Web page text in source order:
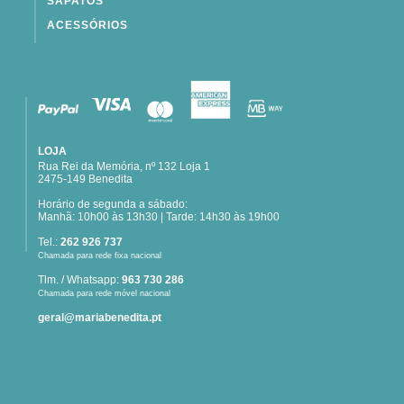
ACESSÓRIOS
LOJA
Rua Rei da Memória, nº 132 Loja 1
2475-149 Benedita
Horário de segunda a sábado:
Manhã: 10h00 às 13h30 | Tarde: 14h30 às 19h00
Tel.: 262 926 737
Chamada para rede fixa nacional
Tlm. / Whatsapp: 963 730 286
Chamada para rede móvel nacional
geral@mariabenedita.pt